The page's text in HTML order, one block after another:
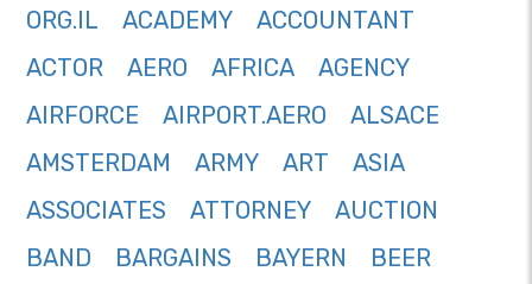
ORG.IL
ACADEMY
ACCOUNTANT
ACTOR
AERO AFRICA
AGENCY
AIRFORCE
AIRPORT.AERO
ALSACE
AMSTERDAM
ARMY ART
ASIA
ASSOCIATES
ATTORNEY
AUCTION
BAND
BARGAINS BAYERN
BEER